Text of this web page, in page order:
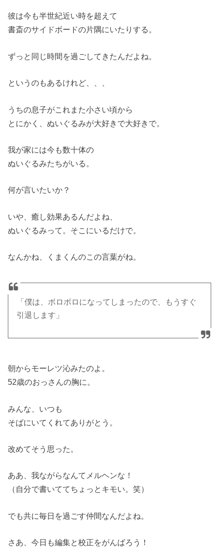
彼は今も半世紀近い時を超えて
書斎のサイドボードの片隅にいたりする。
ずっと同じ時間を過ごしてきたんだよね。
というのもあるけれど、、、
うちの息子がこれまた小さい頃から
とにかく、ぬいぐるみが大好きで大好きで。
我が家には今も数十体の
ぬいぐるみたちがいる。
何が言いたいか？
いや、癒し効果あるんだよね、
ぬいぐるみって。そこにいるだけで。
なんかね、くまくんのこの言葉がね。
「僕は、ボロボロになってしまったので、もうすぐ
引退します」
朝からモーレツ沁みたのよ。
52歳のおっさんの胸に。
みんな、いつも
そばにいてくれてありがとう。
改めてそう思った。
ああ、我ながらなんてメルヘンな！
（自分で書いててちょっとキモい。笑）
でも共に毎日を過ごす仲間なんだよね。
さあ、今日も編集と校正をがんばろう！